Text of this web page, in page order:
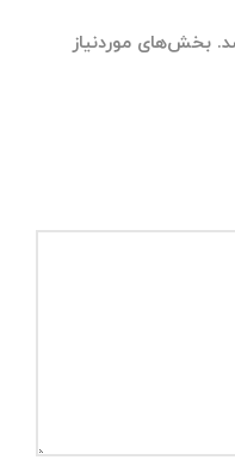
بخش‌های موردنیاز